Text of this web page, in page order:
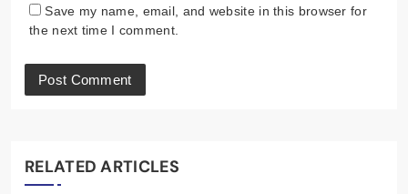
Save my name, email, and website in this browser for
the next time I comment.
RELATED ARTICLES